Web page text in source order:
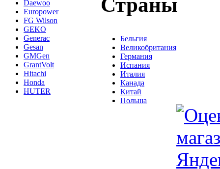
Daewoo
Europower
FG Wilson
GEKO
Generac
Gesan
GMGen
GrantVolt
Hitachi
Honda
HUTER
Бельгия
Великобритания
Германия
Испания
Италия
Канада
Китай
Польша